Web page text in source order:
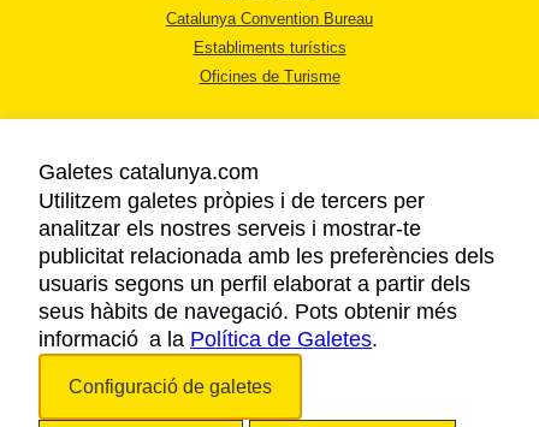
Catalunya Convention Bureau
Establiments turístics
Oficines de Turisme
AVÍS LEGAL
POLÍTICA DE PRIVACITAT
COOKIES
ACCESSIBILITAT
Galetes catalunya.com
Utilitzem galetes pròpies i de tercers per
analitzar els nostres serveis i mostrar-te
publicitat relacionada amb les preferències dels
usuaris segons un perfil elaborat a partir dels
seus hàbits de navegació. Pots obtenir més
informació a la Política de Galetes.
Configuració de galetes